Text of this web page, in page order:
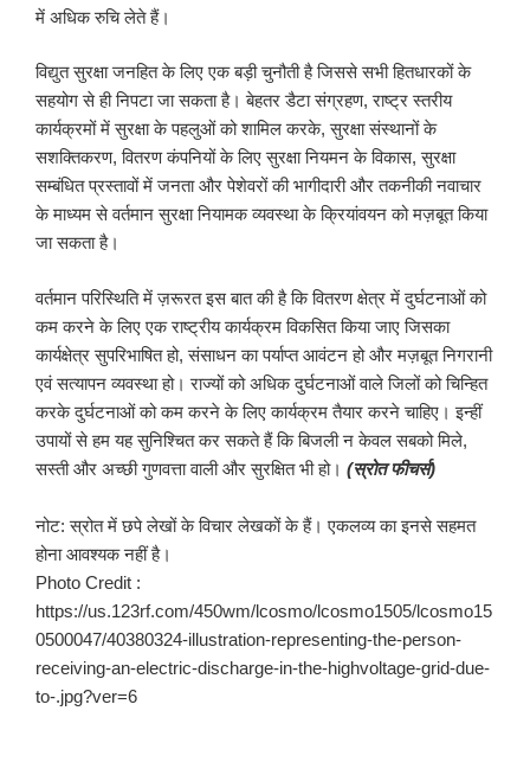
में अधिक रुचि लेते हैं।
विद्युत सुरक्षा जनहित के लिए एक बड़ी चुनौती है जिससे सभी हितधारकों के
सहयोग से ही निपटा जा सकता है। बेहतर डैटा संग्रहण, राष्ट्र स्तरीय
कार्यक्रमों में सुरक्षा के पहलुओं को शामिल करके, सुरक्षा संस्थानों के
सशक्तिकरण, वितरण कंपनियों के लिए सुरक्षा नियमन के विकास, सुरक्षा
सम्बंधित प्रस्तावों में जनता और पेशेवरों की भागीदारी और तकनीकी नवाचार
के माध्यम से वर्तमान सुरक्षा नियामक व्यवस्था के क्रियांवयन को मज़बूत किया
जा सकता है।
वर्तमान परिस्थिति में ज़रूरत इस बात की है कि वितरण क्षेत्र में दुर्घटनाओं को
कम करने के लिए एक राष्ट्रीय कार्यक्रम विकसित किया जाए जिसका
कार्यक्षेत्र सुपरिभाषित हो, संसाधन का पर्याप्त आवंटन हो और मज़बूत निगरानी
एवं सत्यापन व्यवस्था हो। राज्यों को अधिक दुर्घटनाओं वाले जिलों को चिन्हित
करके दुर्घटनाओं को कम करने के लिए कार्यक्रम तैयार करने चाहिए। इन्हीं
उपायों से हम यह सुनिश्चित कर सकते हैं कि बिजली न केवल सबको मिले,
सस्ती और अच्छी गुणवत्ता वाली और सुरक्षित भी हो। (स्रोत फीचर्स)
नोट: स्रोत में छपे लेखों के विचार लेखकों के हैं। एकलव्य का इनसे सहमत
होना आवश्यक नहीं है।
Photo Credit :
https://us.123rf.com/450wm/lcosmo/lcosmo1505/lcosmo15
0500047/40380324-illustration-representing-the-person-
receiving-an-electric-discharge-in-the-highvoltage-grid-due-
to-.jpg?ver=6